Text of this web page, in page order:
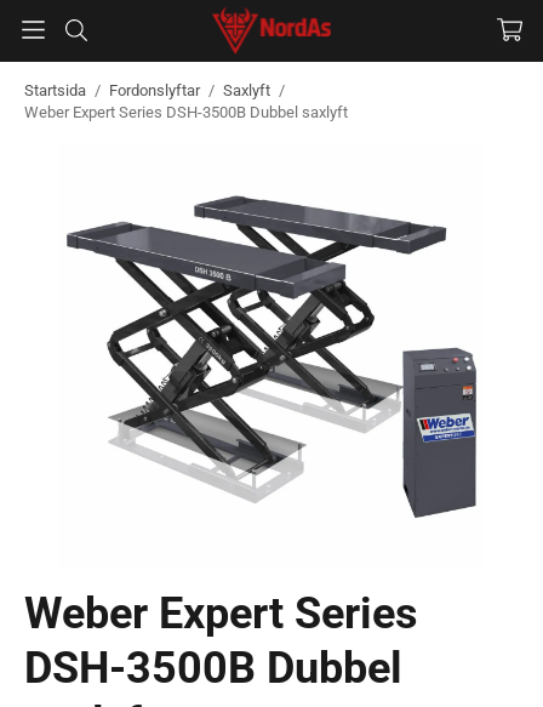
Startsida / Fordonslyftar / Saxlyft /
Weber Expert Series DSH-3500B Dubbel saxlyft
Weber Expert Series
DSH-3500B Dubbel